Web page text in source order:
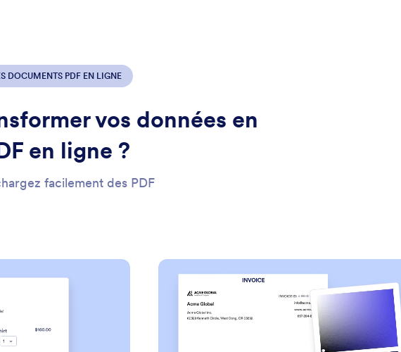
DOCUMENTS PDF EN LIGNE
vos données en
en ligne ?
facilement des PDF